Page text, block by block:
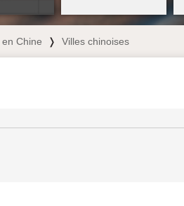
Chine ❭ Villes chinoises